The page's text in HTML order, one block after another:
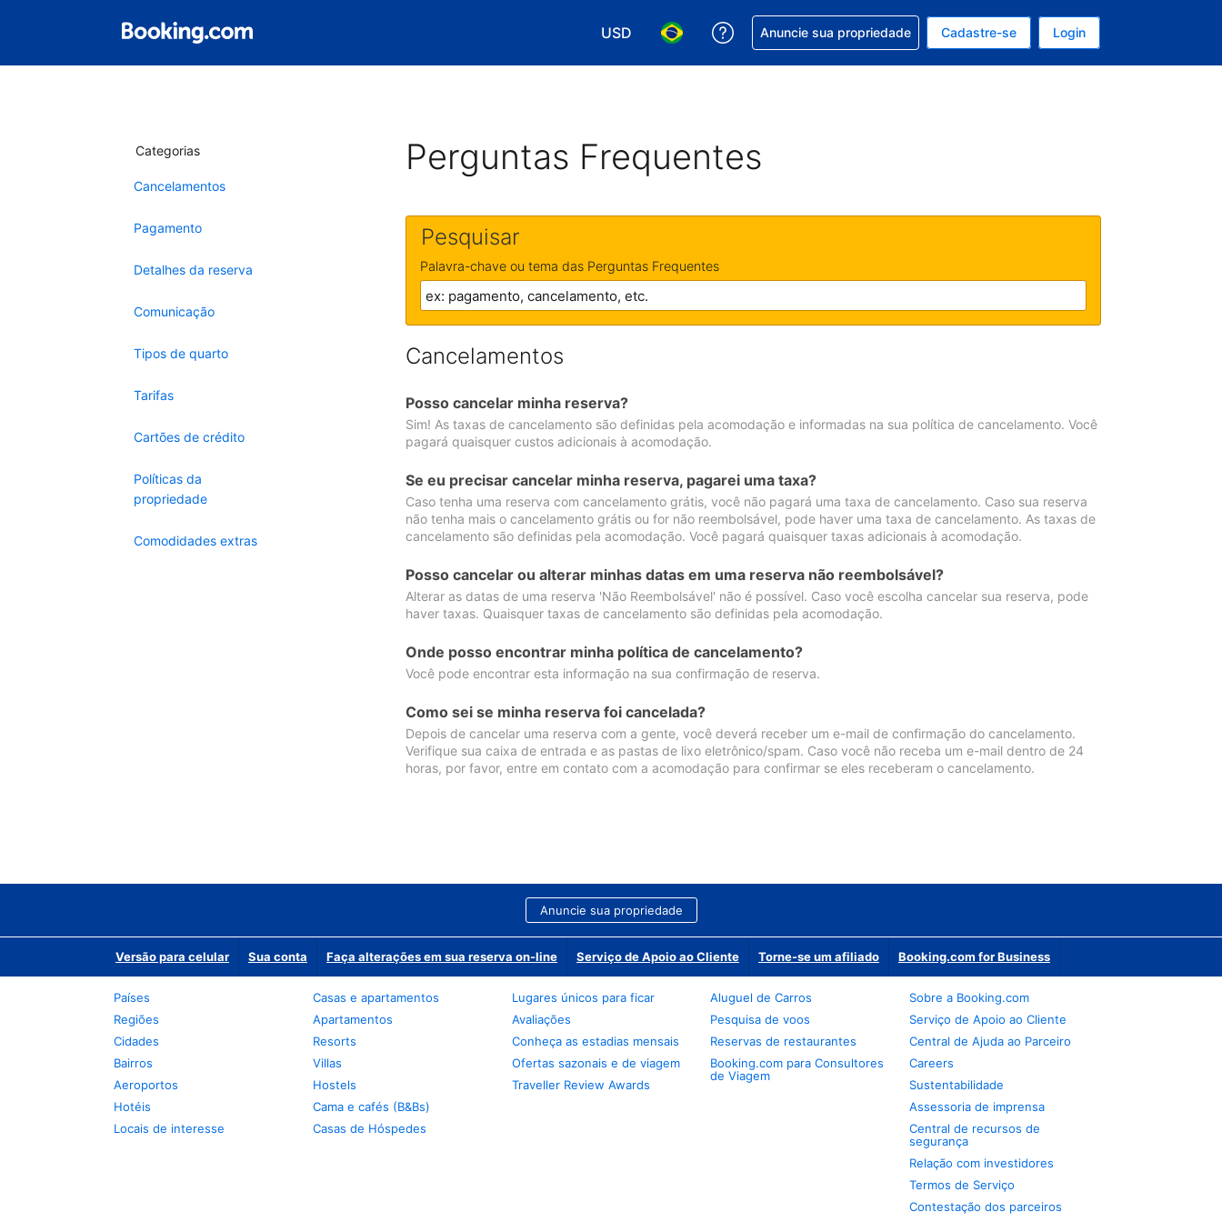
USD
Escolha sua moeda. Atualmente, sua moeda é: Dólar americano
Escolha seu idioma. Atualmente, seu idioma é: Português (Brasil)
Receber ajuda com sua reserva
Anuncie sua propriedade Cadastre-se Login
Categorias
Cancelamentos
Pagamento
Detalhes da reserva
Comunicação
Tipos de quarto
Tarifas
Cartões de crédito
Políticas da
propriedade
Comodidades extras
Perguntas Frequentes
Pesquisar
Palavra-chave ou tema das Perguntas Frequentes
Cancelamentos
Posso cancelar minha reserva?
Sim! As taxas de cancelamento são definidas pela acomodação e informadas na sua política de cancelamento. Você
pagará quaisquer custos adicionais à acomodação.
Se eu precisar cancelar minha reserva, pagarei uma taxa?
Caso tenha uma reserva com cancelamento grátis, você não pagará uma taxa de cancelamento. Caso sua reserva
não tenha mais o cancelamento grátis ou for não reembolsável, pode haver uma taxa de cancelamento. As taxas de
cancelamento são definidas pela acomodação. Você pagará quaisquer taxas adicionais à acomodação.
Posso cancelar ou alterar minhas datas em uma reserva não reembolsável?
Alterar as datas de uma reserva 'Não Reembolsável' não é possível. Caso você escolha cancelar sua reserva, pode
haver taxas. Quaisquer taxas de cancelamento são definidas pela acomodação.
Onde posso encontrar minha política de cancelamento?
Você pode encontrar esta informação na sua confirmação de reserva.
Como sei se minha reserva foi cancelada?
Depois de cancelar uma reserva com a gente, você deverá receber um e-mail de confirmação do cancelamento.
Verifique sua caixa de entrada e as pastas de lixo eletrônico/spam. Caso você não receba um e-mail dentro de 24
horas, por favor, entre em contato com a acomodação para confirmar se eles receberam o cancelamento.
Anuncie sua propriedade
Versão para celular Sua conta Faça alterações em sua reserva on-line Serviço de Apoio ao Cliente Torne-se um afiliado Booking.com for Business
Países
Regiões
Cidades
Bairros
Aeroportos
Hotéis
Locais de interesse
Casas e apartamentos
Apartamentos
Resorts
Villas
Hostels
Cama e cafés (B&Bs)
Casas de Hóspedes
Lugares únicos para ficar
Avaliações
Conheça as estadias mensais
Ofertas sazonais e de viagem
Traveller Review Awards
Aluguel de Carros
Pesquisa de voos
Reservas de restaurantes
Booking.com para Consultores
de Viagem
Sobre a Booking.com
Serviço de Apoio ao Cliente
Central de Ajuda ao Parceiro
Careers
Sustentabilidade
Assessoria de imprensa
Central de recursos de
segurança
Relação com investidores
Termos de Serviço
Contestação dos parceiros